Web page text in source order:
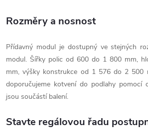
Rozměry a nosnost
Přídavný modul je dostupný ve stejných
modul. Šířky polic od 600 do 1 800 mm,
mm, výšky konstrukce od 1 576 do 2 500
doporučujeme kotvení do podlahy pomocí
jsou součástí balení.
Stavte regálovou řadu